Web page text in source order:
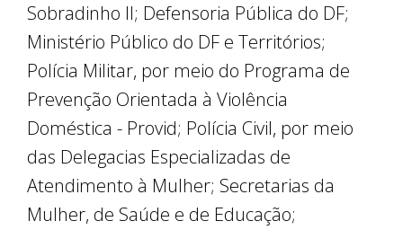
Sobradinho II; Defensoria Pública do DF;
Ministério Público do DF e Territórios;
Polícia Militar, por meio do Programa de
Prevenção Orientada à Violência
Doméstica - Provid; Polícia Civil, por meio
das Delegacias Especializadas de
Atendimento à Mulher; Secretarias da
Mulher, de Saúde e de Educação;